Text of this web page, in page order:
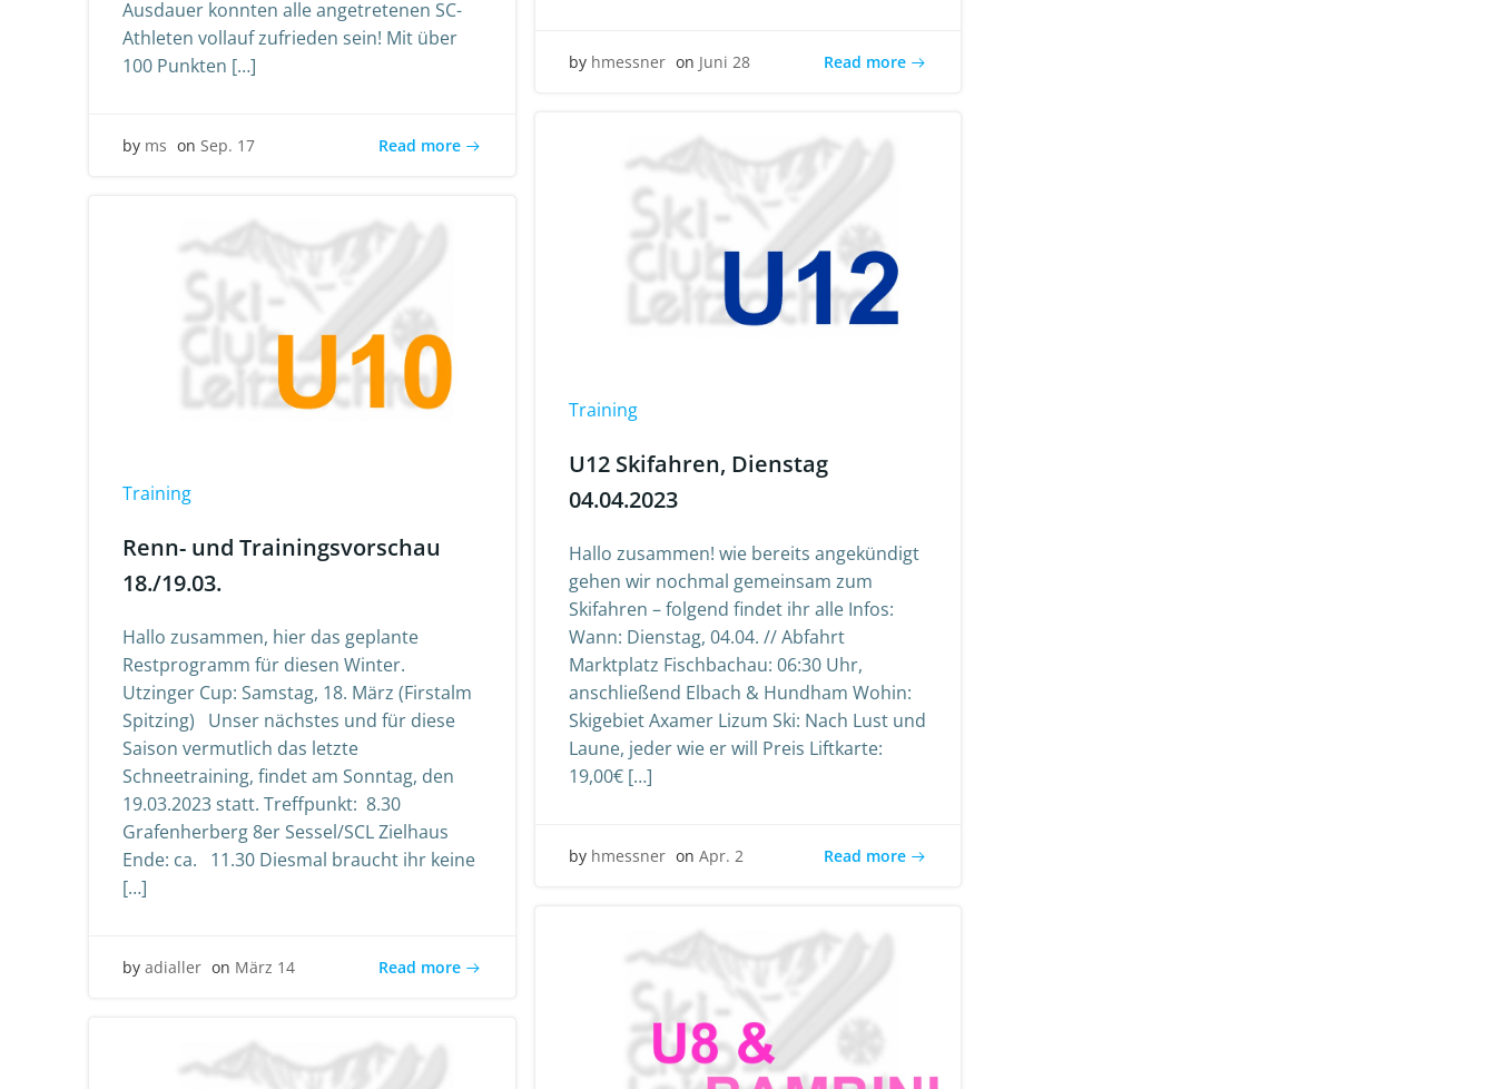
Ausdauer konnten alle angetretenen SC-
Athleten vollauf zufrieden sein! Mit über
100 Punkten […]
by ms on Sep. 17 Read more
by hmessner on Juni 28 Read more
Training
U12 Skifahren, Dienstag
04.04.2023
Hallo zusammen! wie bereits angekündigt
gehen wir nochmal gemeinsam zum
Skifahren – folgend findet ihr alle Infos:
Wann: Dienstag, 04.04. // Abfahrt
Marktplatz Fischbachau: 06:30 Uhr,
anschließend Elbach & Hundham Wohin:
Skigebiet Axamer Lizum Ski: Nach Lust und
Laune, jeder wie er will Preis Liftkarte:
19,00€ […]
by hmessner on Apr. 2 Read more
Training
Renn- und Trainingsvorschau
18./19.03.
Hallo zusammen, hier das geplante
Restprogramm für diesen Winter.
Utzinger Cup: Samstag, 18. März (Firstalm
Spitzing) Unser nächstes und für diese
Saison vermutlich das letzte
Schneetraining, findet am Sonntag, den
19.03.2023 statt. Treffpunkt: 8.30
Grafenherberg 8er Sessel/SCL Zielhaus
Ende: ca. 11.30 Diesmal braucht ihr keine
[…]
by adialler on März 14 Read more